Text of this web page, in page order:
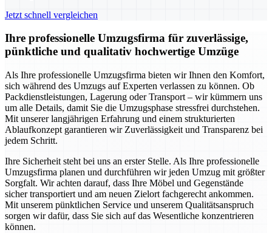
Jetzt schnell vergleichen
Ihre professionelle Umzugsfirma für zuverlässige,
pünktliche und qualitativ hochwertige Umzüge
Als Ihre professionelle Umzugsfirma bieten wir Ihnen den Komfort,
sich während des Umzugs auf Experten verlassen zu können. Ob
Packdienstleistungen, Lagerung oder Transport – wir kümmern uns
um alle Details, damit Sie die Umzugsphase stressfrei durchstehen.
Mit unserer langjährigen Erfahrung und einem strukturierten
Ablaufkonzept garantieren wir Zuverlässigkeit und Transparenz bei
jedem Schritt.
Ihre Sicherheit steht bei uns an erster Stelle. Als Ihre professionelle
Umzugsfirma planen und durchführen wir jeden Umzug mit größter
Sorgfalt. Wir achten darauf, dass Ihre Möbel und Gegenstände
sicher transportiert und am neuen Zielort fachgerecht ankommen.
Mit unserem pünktlichen Service und unserem Qualitätsanspruch
sorgen wir dafür, dass Sie sich auf das Wesentliche konzentrieren
können.